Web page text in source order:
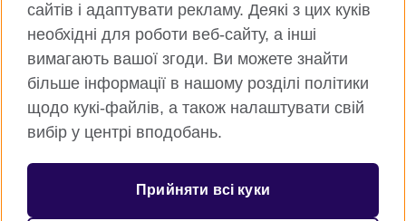
TikTok YouTube
Всесвітня Британська Рада
Приватність та умови користування
Куки
сайтів і адаптувати рекламу. Деякі з цих куків
необхідні для роботи веб-сайту, а інші
вимагають вашої згоди. Ви можете знайти
більше інформації в нашому розділі політики
щодо кукі-файлів, а також налаштувати свій
вибір у центрі вподобань.
Прийняти всі куки